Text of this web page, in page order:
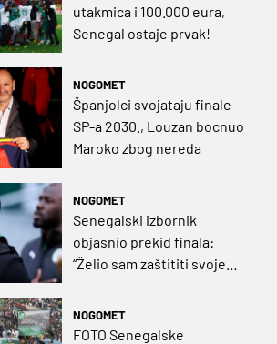
utakmica i 100.000 eura,
Senegal ostaje prvak!
NOGOMET
Španjolci svojataju finale
SP-a 2030., Louzan bocnuo
Maroko zbog nereda
NOGOMET
Senegalski izbornik
objasnio prekid finala:
“Želio sam zaštititi svoje
NOGOMET
FOTO Senegalske